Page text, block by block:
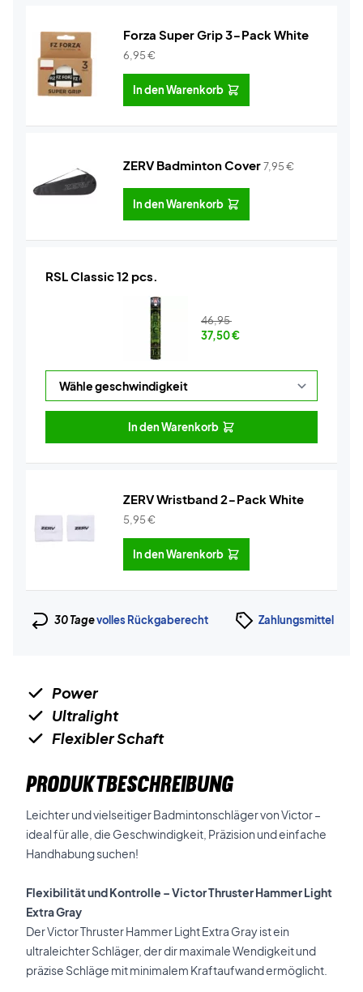
Forza Super Grip 3-Pack White
6,95€
In den Warenkorb
ZERV Badminton Cover7,95€
In den Warenkorb
RSL Classic 12 pcs.
46,95
37,50€
In den Warenkorb
ZERV Wristband 2-Pack White
5,95€
In den Warenkorb
30 Tagevolles Rückgaberecht Zahlungsmittel
Power
Ultralight
Flexibler Schaft
PRODUKTBESCHREIBUNG
Leichter und vielseitiger Badmintonschläger von Victor –
ideal für alle, die Geschwindigkeit, Präzision und einfache
Handhabung suchen!
Flexibilität und Kontrolle – Victor Thruster Hammer Light
Extra Gray
Der Victor Thruster Hammer Light Extra Gray ist ein
ultraleichter Schläger, der dir maximale Wendigkeit und
präzise Schläge mit minimalem Kraftaufwand ermöglicht.